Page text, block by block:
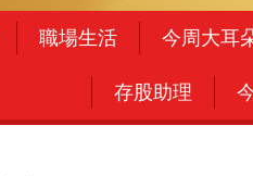
職場生活 今周大耳
存股助理